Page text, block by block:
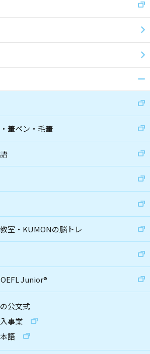
筆ペン・毛筆
室・KUMONの脳トレ
Junior®
公文式
事業
語